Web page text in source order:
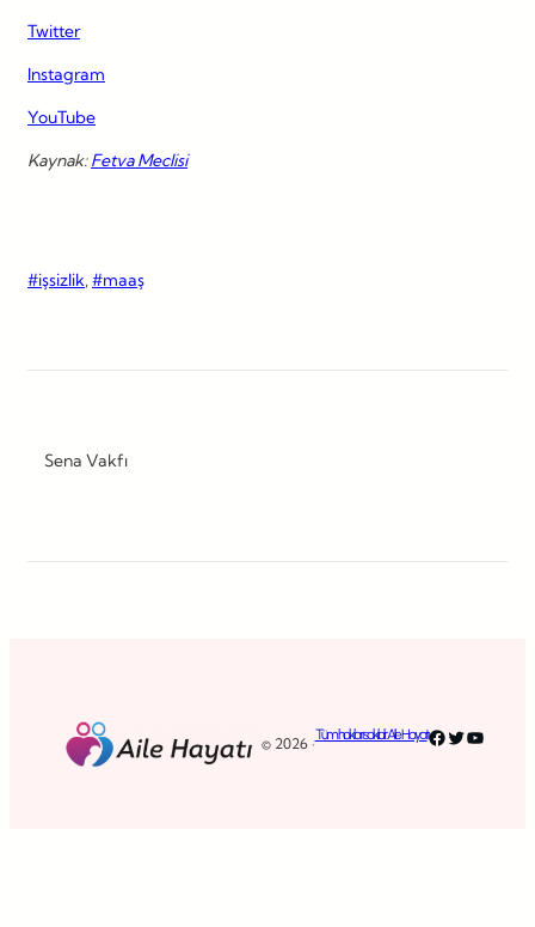
Twitter
Instagram
YouTube
Kaynak:Fetva Meclisi
#işsizlik, #maaş
Sena Vakfı
© 2026 ·
Tüm hakları saklıdır. Aile HayatıFacebook
Twitter